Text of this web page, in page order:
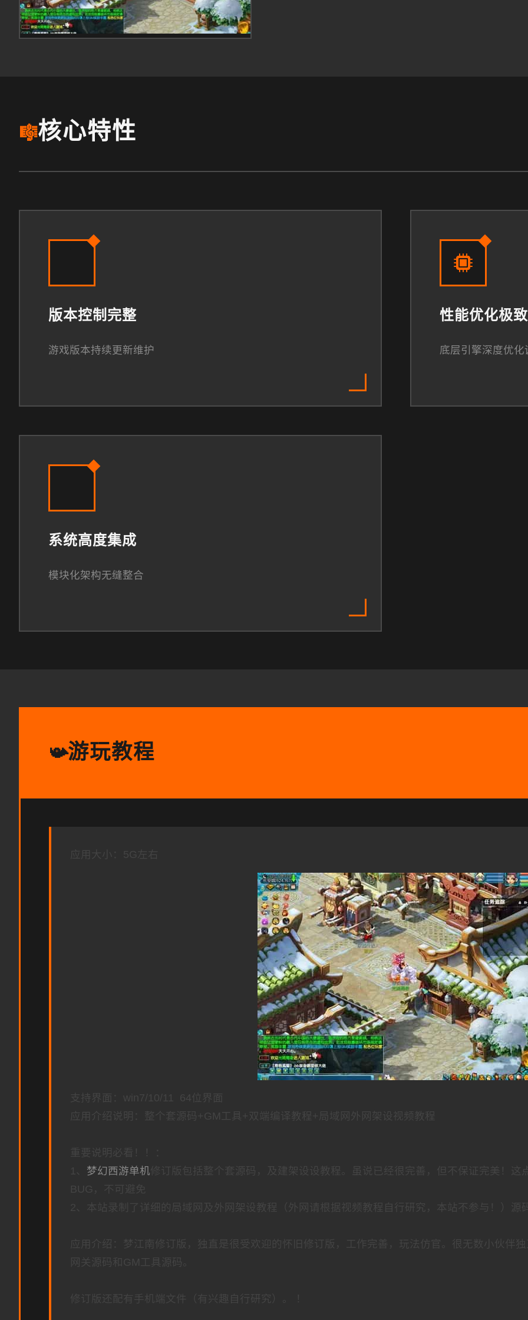
🎼核心特性
版本控制完整
游戏版本持续更新维护
性能优化极致
底层引擎深度优化
系统高度集成
模块化架构无缝整合
📯游玩教程
应用大小：5G左右
支持界面：win7/10/11 64位界面
应用介绍说明：整个套源码+GM工具+双端编译教程+局域网外网架设视频教程
重要说明必看！！：
1、 梦幻西游单机 修订版包括整个套源码，及建架设设教程。虽说已经很完善，但不保证完美！
BUG，不可避免
2、本站录制了详细的局域网及外网架设教程（外网请根据视频教程自行研究，本站不参与！）
应用介绍：梦江南修订版，独直是很受欢迎的怀旧修订版，工作完善，玩法仿官。很无数小伙伴
网关源码和GM工具源码。
修订版还配有手机端文件（有兴趣自行研究）。 ！